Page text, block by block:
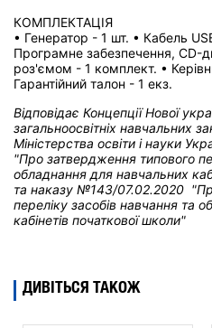
КОМПЛЕКТАЦІЯ
• Генератор - 1 шт. • Кабель
Програмне забезпечення, CD-
роз'ємом - 1 комплект. •
Гарантійний талон - 1 екз.
Відповідає Концепції Нової
загальноосвітніх навчальних
Міністерства освіти і науки
"Про затвердження типового
обладнання для навчальних
та наказу №143/07.02.2020
переліку засобів навчання та
кабінетів початкової школи"
ДИВІТЬСЯ ТАКОЖ